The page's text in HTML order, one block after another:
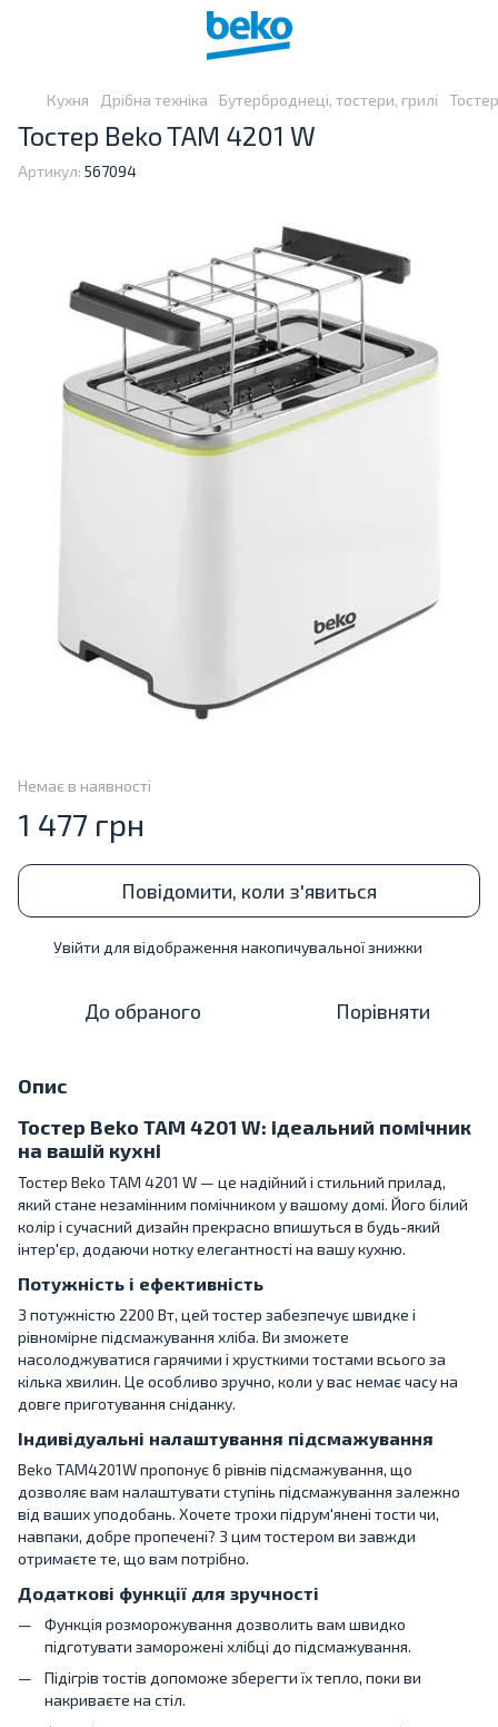
Кухня Дрібна техніка Бутерброднеці, тостери, грилі
Тостер Beko TAM 4201 W
Артикул: 567094
Немає в наявності
1 477 грн
Повідомити, коли з'явиться
Увійти для відображення накопичувальної знижки
До обраного Порівняти
Опис
Тостер Beko TAM 4201 W: ідеальний помічник
на вашій кухні
Тостер Beko TAM 4201 W — це надійний і стильний прилад,
який стане незамінним помічником у вашому домі. Його білий
колір і сучасний дизайн прекрасно впишуться в будь-який
інтер'єр, додаючи нотку елегантності на вашу кухню.
Потужність і ефективність
З потужністю 2200 Вт, цей тостер забезпечує швидке і
рівномірне підсмажування хліба. Ви зможете
насолоджуватися гарячими і хрусткими тостами всього за
кілька хвилин. Це особливо зручно, коли у вас немає часу на
довге приготування сніданку.
Індивідуальні налаштування підсмажування
Beko TAM4201W пропонує 6 рівнів підсмажування, що
дозволяє вам налаштувати ступінь підсмажування залежно
від ваших уподобань. Хочете трохи підрум'янені тости чи,
навпаки, добре пропечені? З цим тостером ви завжди
отримаєте те, що вам потрібно.
Додаткові функції для зручності
Функція розморожування дозволить вам швидко
підготувати заморожені хлібці до підсмажування.
Підігрів тостів допоможе зберегти їх тепло, поки ви
накриваєте на стіл.